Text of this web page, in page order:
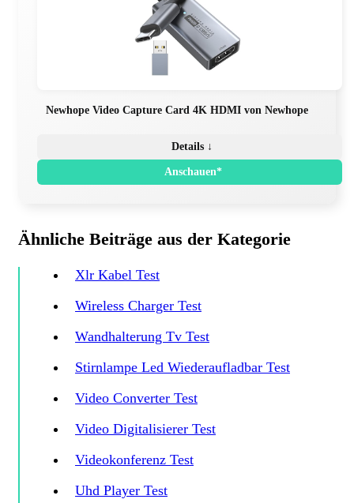
Newhope Video Capture Card 4K HDMI von Newhope
Details ↓
Anschauen*
Ähnliche Beiträge aus der Kategorie
Xlr Kabel Test
Wireless Charger Test
Wandhalterung Tv Test
Stirnlampe Led Wiederaufladbar Test
Video Converter Test
Video Digitalisierer Test
Videokonferenz Test
Uhd Player Test